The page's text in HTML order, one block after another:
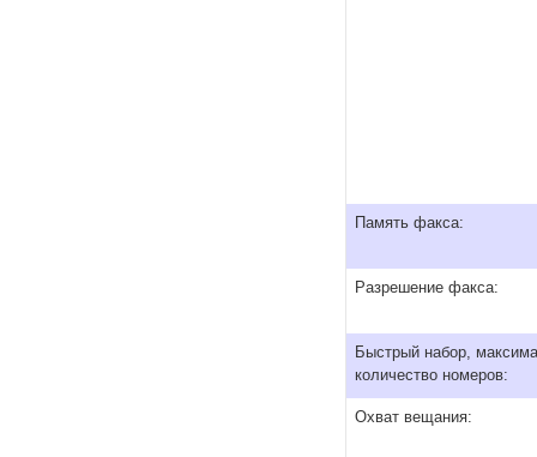
Память факса:
Разрешение факса:
Быстрый набор,
количество номеров:
Охват вещания: